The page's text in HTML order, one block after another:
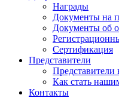
Награды
Документы на
Документы об
Сертификация
Представители
Представители
Как стать
Контакты